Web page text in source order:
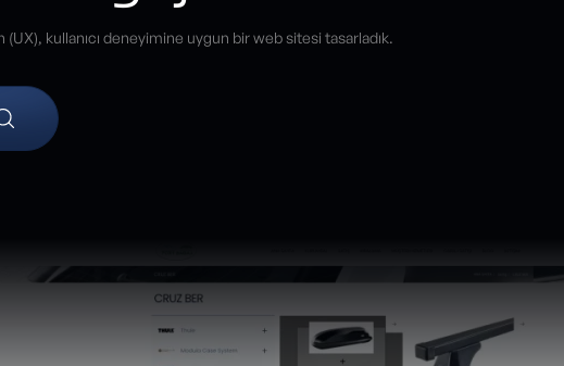
(UX), kullanıcı deneyimine uygun bir web sitesi tasarladık.